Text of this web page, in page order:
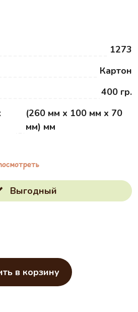
1273
Картон
400 гр.
(260 мм x 100 мм x 70
мм) мм
Выгодный
в корзину